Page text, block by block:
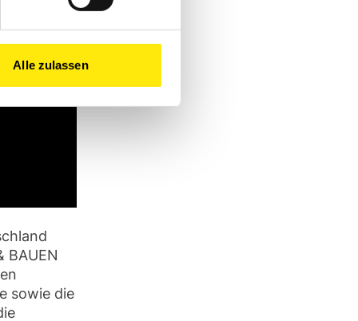
Alle zulassen
BAUEN
sowie die